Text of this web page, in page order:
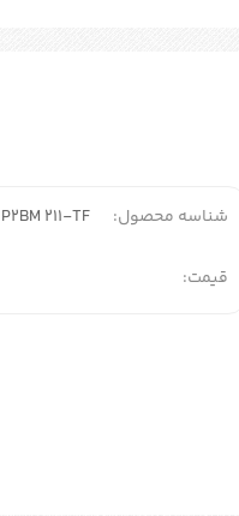
شناسه محصول: 211-TF
قیمت: